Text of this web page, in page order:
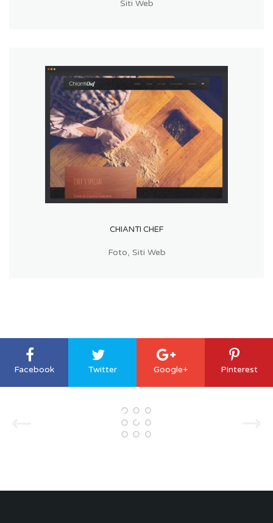
Siti Web
CHIANTI CHEF
Foto, Siti Web
Facebook Twitter Google+ Pinterest